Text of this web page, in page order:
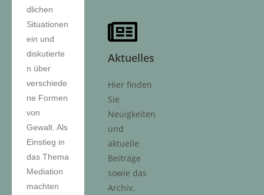
Aktuelles
Hier finden
Sie
Neuigkeiten
und
aktuelle
Beiträge
sowie das
Archiv.
dlichen
Situationen
ein und
diskutierte
n über
verschiede
ne Formen
von
Gewalt. Als
Einstieg in
das Thema
Mediation
machten